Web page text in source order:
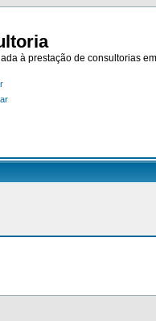
à prestação de consultorias